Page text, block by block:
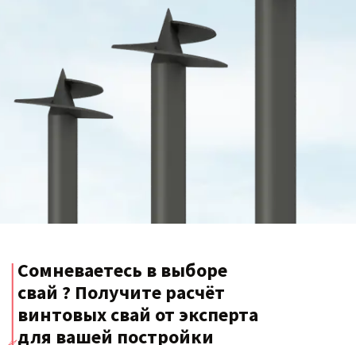
Сомневаетесь в выборе
свай ? Получите расчёт
винтовых свай от эксперта
для вашей постройки